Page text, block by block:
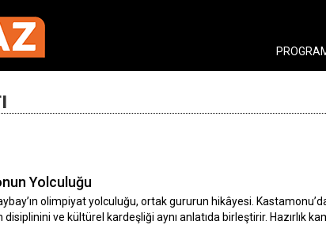
Yolculuğu
olimpiyat yolculuğu, ortak gururun hikâyesi.
ve kültürel kardeşliği aynı anlatıda birleştirir. Hazırlık